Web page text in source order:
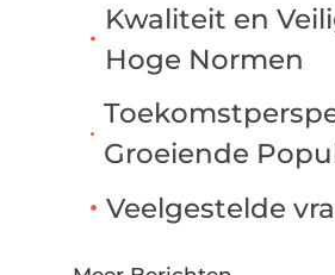
Kwaliteit en
Hoge Normen
Groeiende
Veelgestelde